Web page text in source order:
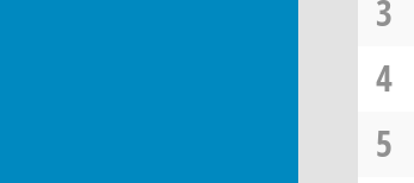
3
4
5